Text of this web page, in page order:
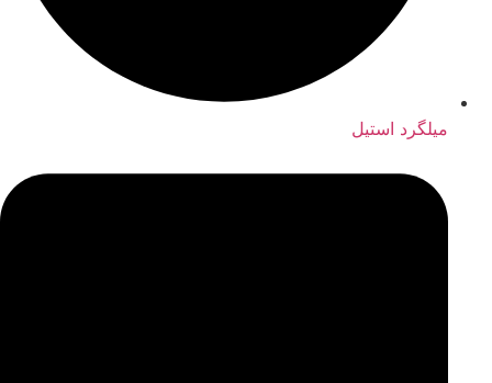
میلگرد استیل